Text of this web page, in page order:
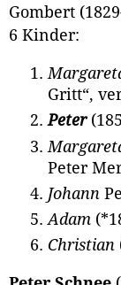
Gombert
6 Kinder:
Gritt“,
Peter
Peter
Johann
Adam
Christian